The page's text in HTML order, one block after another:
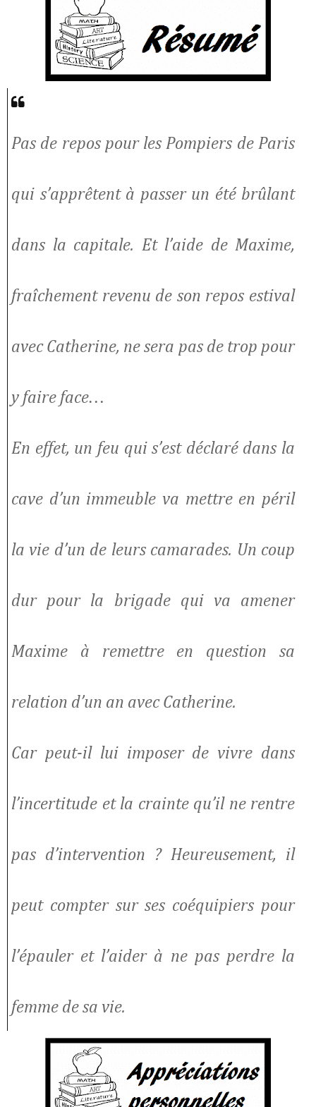
Pas de repos pour les Pompiers de Paris
qui s’apprêtent à passer un été brûlant
dans la capitale. Et l’aide de Maxime,
fraîchement revenu de son repos estival
avec Catherine, ne sera pas de trop pour
y faire face…
En effet, un feu qui s’est déclaré dans la
cave d’un immeuble va mettre en péril
la vie d’un de leurs camarades. Un coup
dur pour la brigade qui va amener
Maxime à remettre en question sa
relation d’un an avec Catherine.
Car peut-il lui imposer de vivre dans
l’incertitude et la crainte qu’il ne rentre
pas d’intervention ? Heureusement, il
peut compter sur ses coéquipiers pour
l’épauler et l’aider à ne pas perdre la
femme de sa vie.